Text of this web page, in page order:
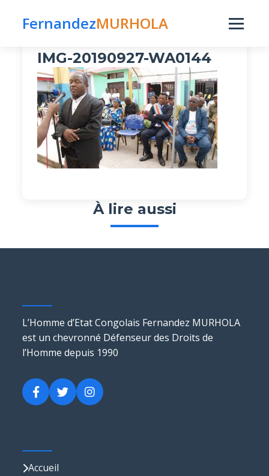
FernandezMURHOLA
Publié le 27 septembre 2019 par fmurhola
IMG-20190927-WA0144
À lire aussi
L’Homme d’Etat Congolais Fernandez MURHOLA
est un chevronné Défenseur des Droits de
l’Homme depuis 1990
Accueil